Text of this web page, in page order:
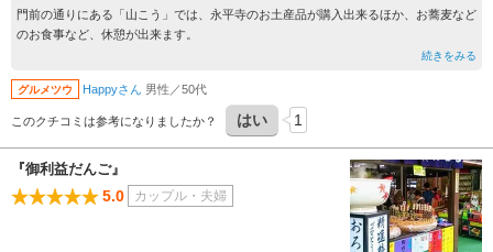
門前の通りにある「山こう」では、永平寺のお土産品が購入出来るほか、お蕎麦など
のお食事など、休憩が出来ます。
続きをみる
グルメツウ Happyさん 男性／50代
このクチコミは参考になりましたか？ はい 1
『御利益だんご』
5.0 カップル・夫婦